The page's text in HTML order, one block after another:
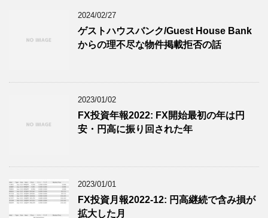
2024/02/27
ゲストハウスバンク/Guest House Bank
からの理不尽な物件掲載拒否の話
2023/01/02
FX投資年報2022: FX開始最初の年は円
安・円高に振り回された年
2023/01/01
FX投資月報2022-12: 円高継続で含み損が
拡大した月